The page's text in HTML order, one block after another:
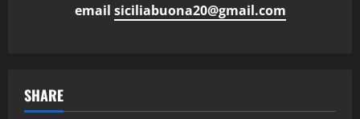
email siciliabuona20@gmail.com
SHARE